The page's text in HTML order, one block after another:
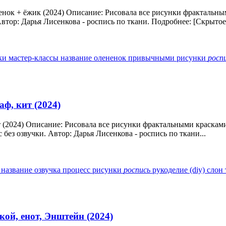
+ ёжик (2024) Описание: Рисовала все рисунки
Дарья Лисенкова - роспись по ткани. Подробнее:
мастер-классы название олененок привычными рисунки
кит (2024)
Описание: Рисовала все рисунки фрактальными
озвучки. Автор: Дарья Лисенкова - роспись по ткани...
название озвучка процесс рисунки роспись рукоделие (diy) слон
енот, Энштейн (2024)